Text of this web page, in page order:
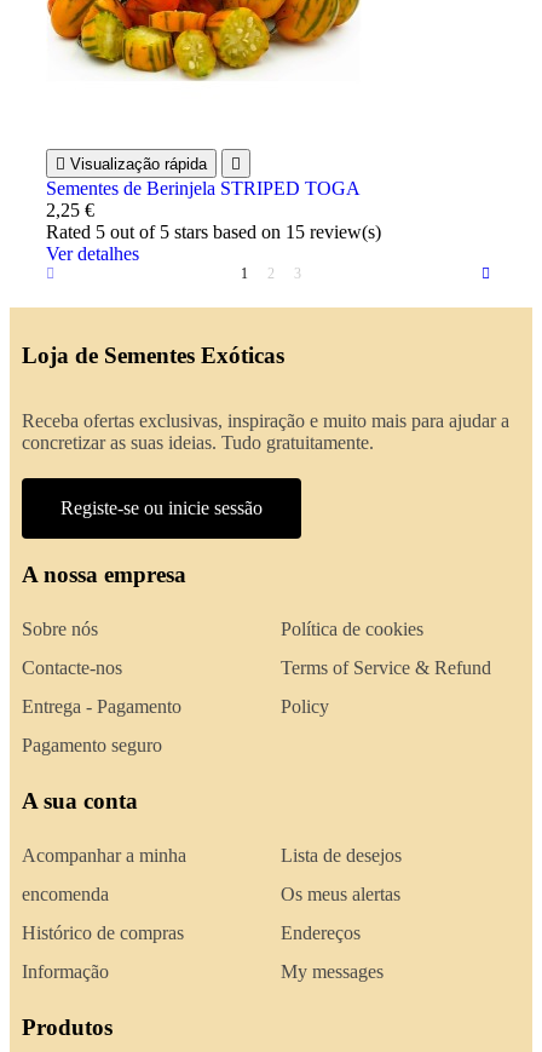
 Visualização rápida 
Sementes de Berinjela STRIPED TOGA
2,25 €
Rated 5 out of 5 stars based on 15 review(s)
Ver detalhes
1 2 3
Loja de Sementes Exóticas
Receba ofertas exclusivas, inspiração e muito mais para ajudar a
concretizar as suas ideias. Tudo gratuitamente.
Registe-se ou inicie sessão
A nossa empresa
Sobre nós
Contacte-nos
Entrega - Pagamento
Pagamento seguro
Política de cookies
Terms of Service & Refund
Policy
A sua conta
Acompanhar a minha
encomenda
Histórico de compras
Informação
Lista de desejos
Os meus alertas
Endereços
My messages
Produtos